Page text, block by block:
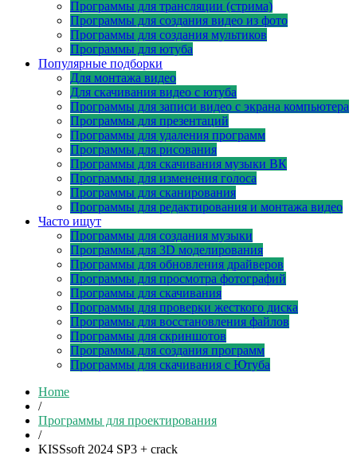
Программы для трансляции (стрима)
Программы для создания видео из фото
Программы для создания мультиков
Программы для ютуба
Популярные подборки
Для монтажа видео
Для скачивания видео с ютуба
Программы для записи видео с экрана компьютера
Программы для презентаций
Программы для удаления программ
Программы для рисования
Программы для скачивания музыки ВК
Программы для изменения голоса
Программы для сканирования
Программы для редактирования и монтажа видео
Часто ищут
Программы для создания музыки
Программы для 3D моделирования
Программы для обновления драйверов
Программы для просмотра фотографий
Программы для скачивания
Программы для проверки жесткого диска
Программы для восстановления файлов
Программы для скриншотов
Программы для создания программ
Программы для скачивания с Ютуба
Home
/
Программы для проектирования
/
KISSsoft 2024 SP3 + crack